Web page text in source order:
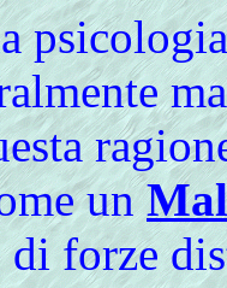
un
di forze